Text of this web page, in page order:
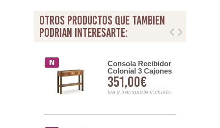
otros productos que tambien
podrian interesarte:
Consola Recibidor
Colonial 3 Cajones
Serie Star
351,00€
Iva y transporte incluido